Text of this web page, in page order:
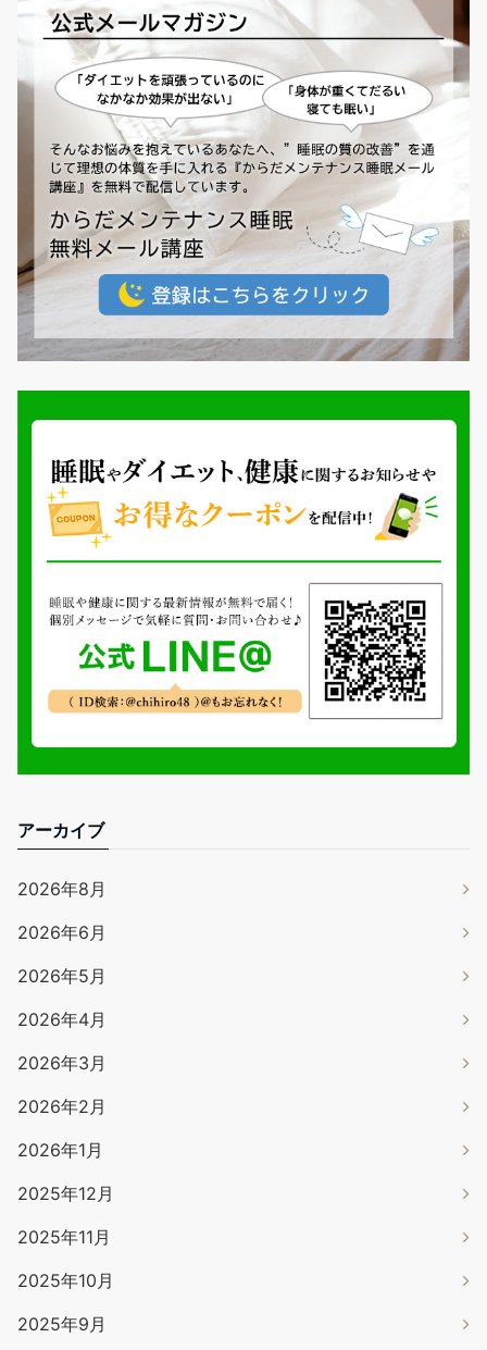
アーカイブ
2026年8月
2026年6月
2026年5月
2026年4月
2026年3月
2026年2月
2026年1月
2025年12月
2025年11月
2025年10月
2025年9月